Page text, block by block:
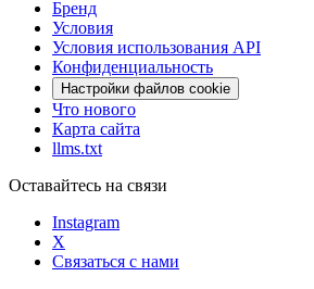
Бренд
Условия
Условия использования API
Конфиденциальность
Настройки файлов cookie
Что нового
Карта сайта
llms.txt
Оставайтесь на связи
Instagram
X
Связаться с нами